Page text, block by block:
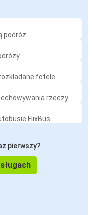
podróż
fotele
rzeczy
FlixBus
pierwszy?